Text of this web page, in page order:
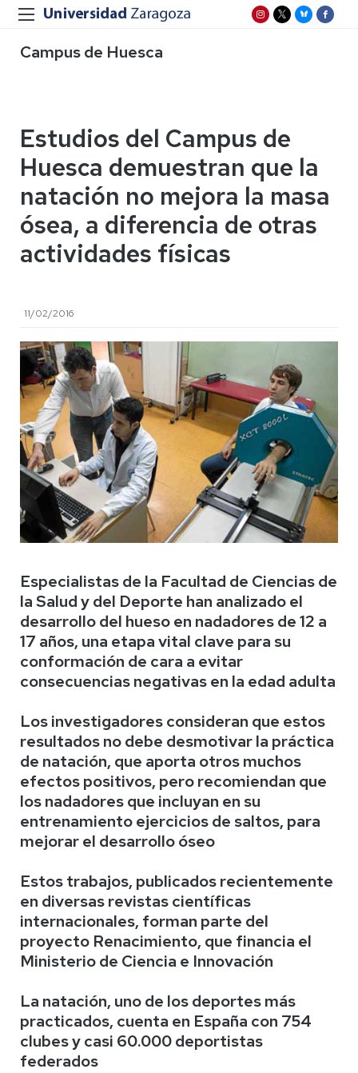
Campus de Huesca
Estudios del Campus de
Huesca demuestran que la
natación no mejora la masa
ósea, a diferencia de otras
actividades físicas
11/02/2016
Especialistas de la Facultad de Ciencias de
la Salud y del Deporte han analizado el
desarrollo del hueso en nadadores de 12 a
17 años, una etapa vital clave para su
conformación de cara a evitar
consecuencias negativas en la edad adulta
Los investigadores consideran que estos
resultados no debe desmotivar la práctica
de natación, que aporta otros muchos
efectos positivos, pero recomiendan que
los nadadores que incluyan en su
entrenamiento ejercicios de saltos, para
mejorar el desarrollo óseo
Estos trabajos, publicados recientemente
en diversas revistas científicas
internacionales, forman parte del
proyecto Renacimiento, que financia el
Ministerio de Ciencia e Innovación
La natación, uno de los deportes más
practicados, cuenta en España con 754
clubes y casi 60.000 deportistas
federados